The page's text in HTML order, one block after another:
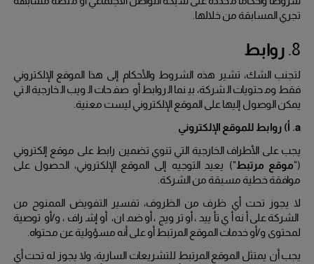
تجري المسابقة من خلالها.
8. روابط
لتجنب الشك، تشير هذه الشروط والأحكام إلى هذا الموقع الإلكتروني
فقط ومحتويات الشركة، بينما الروابط أو صفحات الويب الخارجية التي
يمكن الوصول إليها على الموقع الإلكتروني ليست معنية.
a. أ) روابط للموقع الإلكتروني
يجب على الأطراف الخارجية التي تنوي تضمين رابط على موقع إلكتروني
("موقع مرتبط") يعيد التوجيه إلى الموقع الإلكتروني، الحصول على
موافقة خطية مسبقة من الشركة.
لا يجوز تحت أي ظرف من الظروف، تفسير التفويض الممنوح من
الشركة على أنه أي تأييد، أو ترويج، أو ضمان، أو إشراف، و/أو توصية
لمحتوى و/أو خدمات الموقع المرتبط أو على أنه مسؤولية عن محتواه.
يجب أن يمتثل الموقع المرتبط للتشريعات السارية، ولا يجوز له تحت أي